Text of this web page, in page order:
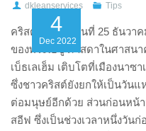
4
Dec 2022
dkleanservices Tips
คริสต์มาสหรือวันที่ 25 ธันวา
ของพระเยซู ศาสดาในศาสน
เบ็ธเลเฮ็ม เติบโตที่เมืองนาซ
ซึ่งชาวคริสต์ยังยกให้เป็นวันแ
ต่อมนุษย์อีกด้วย ส่วนก่อนหน้
สอีฟ ซึ่งเป็นช่วงเวลาหนึ่งวัน